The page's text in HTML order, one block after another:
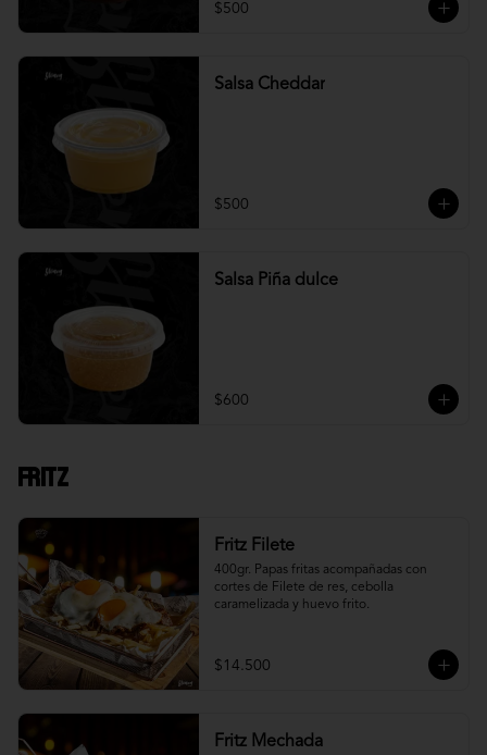
$500
Salsa Cheddar
$500
Salsa Piña dulce
$600
Fritz
Fritz Filete
400gr. Papas fritas acompañadas con
cortes de Filete de res, cebolla
caramelizada y huevo frito.
$14.500
Fritz Mechada